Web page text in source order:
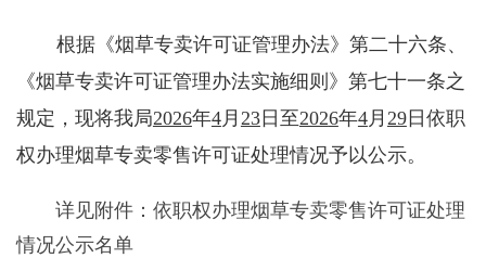
根据《烟草专卖许可证管理办法》第二十六条、
《烟草专卖许可证管理办法实施细则》第七十一条之
规定，现将我局2026年4月 23日至2026年4月 29日依职
权办理烟草专卖零售许可证处理情况予以公示。
详见附件：依职权办理烟草专卖零售许可证处理
情况公示名单